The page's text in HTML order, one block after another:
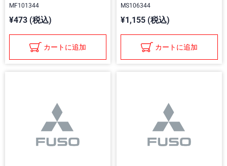
MF101344
¥473 (税込)
カートに追加
MS106344
¥1,155 (税込)
カートに追加